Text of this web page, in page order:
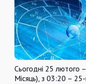
Сьогодні 25 лютого
Місяць), з 03:20 –